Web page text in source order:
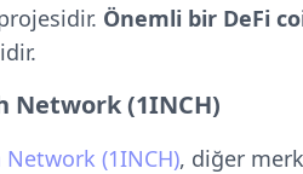
Önemli bir DeFi
Network (1INCH)
Network (1INCH), diğer